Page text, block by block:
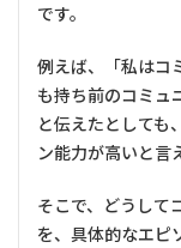
です。
例えば、「私はコ
も持ち前のコミュ
と伝えたとしても
ン能力が高いと言
そこで、どうして
を、具体的なエピ